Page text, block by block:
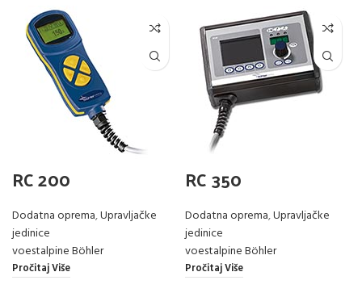
RC 200
Dodatna oprema,Upravljačke
jedinice
voestalpine Böhler
Pročitaj Više
RC 350
Dodatna oprema,Upravljačke
jedinice
voestalpine Böhler
Pročitaj Više